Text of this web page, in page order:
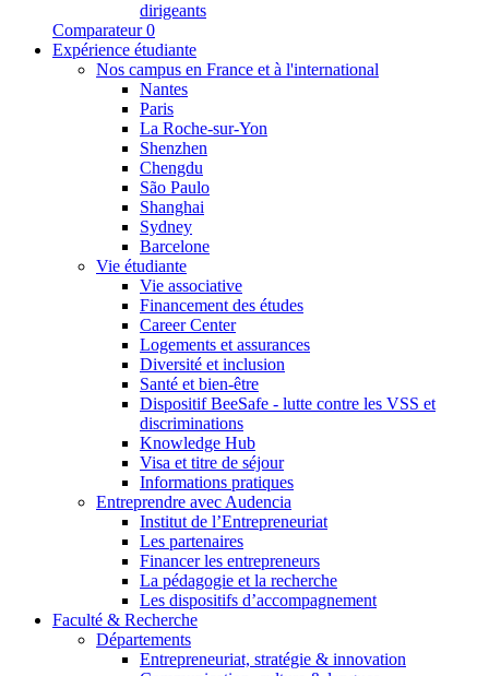
dirigeants
Comparateur 0
Expérience étudiante
Nos campus en France et à l'international
Nantes
Paris
La Roche-sur-Yon
Shenzhen
Chengdu
São Paulo
Shanghai
Sydney
Barcelone
Vie étudiante
Vie associative
Financement des études
Career Center
Logements et assurances
Diversité et inclusion
Santé et bien-être
Dispositif BeeSafe - lutte contre les VSS et
discriminations
Knowledge Hub
Visa et titre de séjour
Informations pratiques
Entreprendre avec Audencia
Institut de l’Entrepreneuriat
Les partenaires
Financer les entrepreneurs
La pédagogie et la recherche
Les dispositifs d’accompagnement
Faculté & Recherche
Départements
Entrepreneuriat, stratégie & innovation